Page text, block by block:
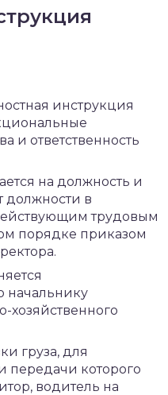
инструкция
и ответственность
на должность и
должности в
трудовым
порядке приказом
начальнику
хозяйственного
груза, для
передачи которого
водитель на